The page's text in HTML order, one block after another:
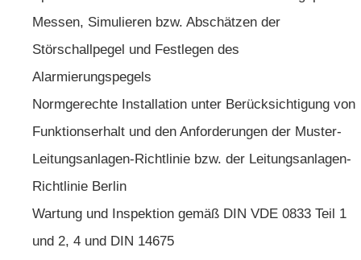
Messen, Simulieren bzw. Abschätzen der
Störschallpegel und Festlegen des
Alarmierungspegels
Normgerechte Installation unter Berücksichtigung von
Funktionserhalt und den Anforderungen der Muster-
Leitungsanlagen-Richtlinie bzw. der Leitungsanlagen-
Richtlinie Berlin
Wartung und Inspektion gemäß DIN VDE 0833 Teil 1
und 2, 4 und DIN 14675